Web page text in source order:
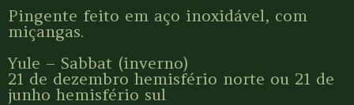
Pingente feito em aço inoxidável, com
miçangas.
Yule – Sabbat (inverno)
21 de dezembro hemisfério norte ou 21 de
junho hemisfério sul